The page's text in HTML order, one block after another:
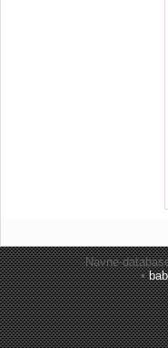
Navne-
•